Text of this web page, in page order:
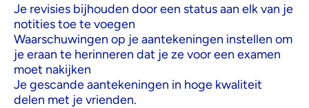
Je revisies bijhouden door een status aan elk van je
notities toe te voegen
Waarschuwingen op je aantekeningen instellen om
je eraan te herinneren dat je ze voor een examen
moet nakijken
Je gescande aantekeningen in hoge kwaliteit
delen met je vrienden.